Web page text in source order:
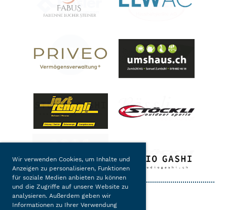
Wir verwenden Cookies, um Inhalte und
Anzeigen zu personalisieren, Funktionen
für soziale Medien anbieten zu können
und die Zugriffe auf unsere Website zu
analysieren. Außerdem geben wir
Informationen zu Ihrer Verwendung